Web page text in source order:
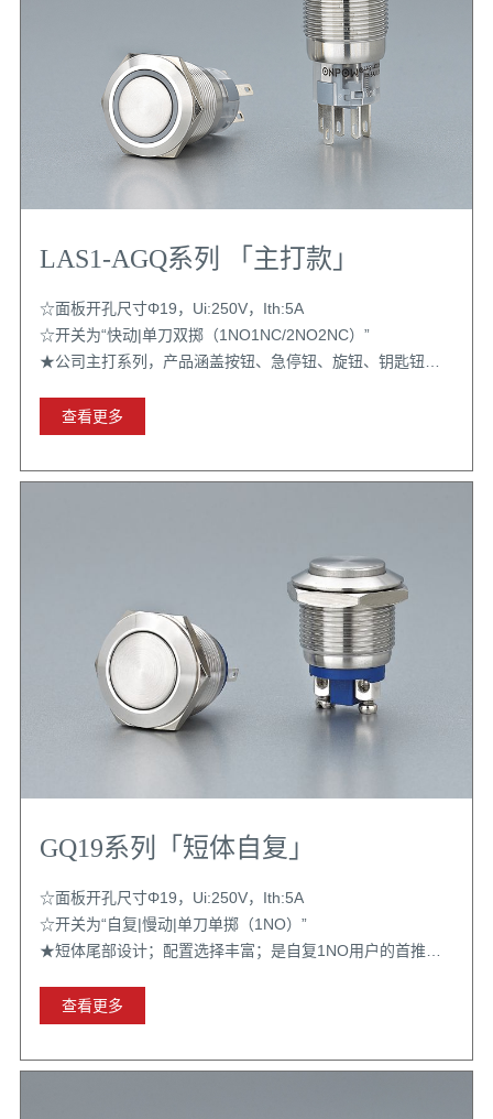
LAS1-AGQ系列 「主打款」
☆面板开孔尺寸Φ19，Ui:250V，Ith:5A
☆开关为“快动|单刀双掷（1NO1NC/2NO2NC）”
★公司主打系列，产品涵盖按钮、急停钮、旋钮、钥匙钮；
查看更多
GQ19系列「短体自复」
☆面板开孔尺寸Φ19，Ui:250V，Ith:5A
☆开关为“自复|慢动|单刀单掷（1NO）”
★短体尾部设计；配置选择丰富；是自复1NO用户的首推型
查看更多